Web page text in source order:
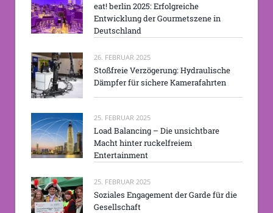
eat! berlin 2025: Erfolgreiche
Entwicklung der Gourmetszene in
Deutschland
26. FEBRUAR 2025
Stoßfreie Verzögerung: Hydraulische
Dämpfer für sichere Kamerafahrten
25. FEBRUAR 2025
Load Balancing – Die unsichtbare
Macht hinter ruckelfreiem
Entertainment
25. FEBRUAR 2025
Soziales Engagement der Garde für die
Gesellschaft